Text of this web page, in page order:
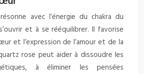
avec l’énergie du chakra du
et à se rééquilibrer. Il favorise
et l’expression de l’amour et de la
rose peut aider à dissoudre les
à éliminer les pensées